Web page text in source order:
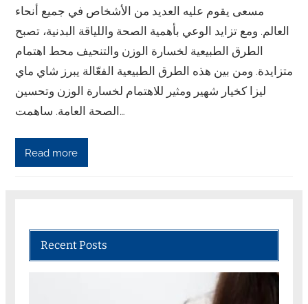
مسعى يقوم عليه العديد من الأشخاص في جميع أنحاء
العالم. ومع تزايد الوعي بأهمية الصحة واللياقة البدنية، تصبح
الطرق الطبيعية لخسارة الوزن والتنحيف محط اهتمام
متزايدة. ومن بين هذه الطرق الطبيعية الفعّالة يبرز شاي ماي
ليزا كخيار شهير ومثير للاهتمام لخسارة الوزن وتحسين
الصحة العامة. ساهمت…
Read more
Recent Posts